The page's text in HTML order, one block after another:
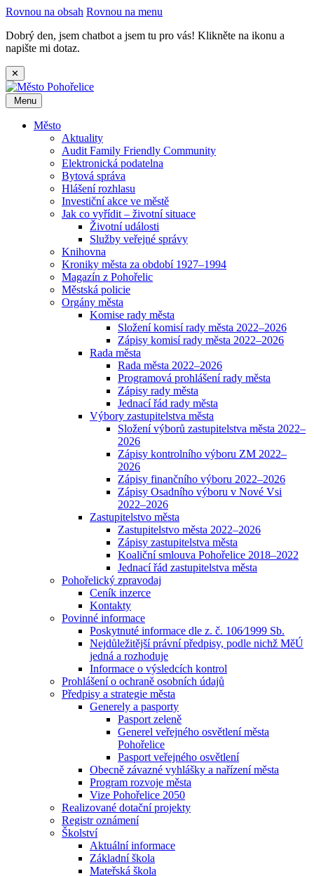
Rovnou na obsah Rovnou na menu
Dobrý den, jsem chatbot a jsem tu pro vás! Klikněte na ikonu a
napište mi dotaz.
✕
Menu
Město
Aktuality
Audit Family Friendly Community
Elektronická podatelna
Bytová správa
Hlášení rozhlasu
Investiční akce ve městě
Jak co vyřídit – životní situace
Životní události
Služby veřejné správy
Knihovna
Kroniky města za období 1927–1994
Magazín z Pohořelic
Městská policie
Orgány města
Komise rady města
Složení komisí rady města 2022–2026
Zápisy komisí rady města 2022–2026
Rada města
Rada města 2022–2026
Programová prohlášení rady města
Zápisy rady města
Jednací řád rady města
Výbory zastupitelstva města
Složení výborů zastupitelstva města 2022–
2026
Zápisy kontrolního výboru ZM 2022–
2026
Zápisy finančního výboru 2022–2026
Zápisy Osadního výboru v Nové Vsi
2022–2026
Zastupitelstvo města
Zastupitelstvo města 2022–2026
Zápisy zastupitelstva města
Koaliční smlouva Pohořelice 2018–2022
Jednací řád zastupitelstva města
Pohořelický zpravodaj
Ceník inzerce
Kontakty
Povinné informace
Poskytnuté informace dle z. č. 106⁄1999 Sb.
Nejdůležitější právní předpisy, podle nichž MěÚ
jedná a rozhoduje
Informace o výsledcích kontrol
Prohlášení o ochraně osobních údajů
Předpisy a strategie města
Generely a pasporty
Pasport zeleně
Generel veřejného osvětlení města
Pohořelice
Pasport veřejného osvětlení
Obecně závazné vyhlášky a nařízení města
Program rozvoje města
Vize Pohořelice 2050
Realizované dotační projekty
Registr oznámení
Školství
Aktuální informace
Základní škola
Mateřská škola